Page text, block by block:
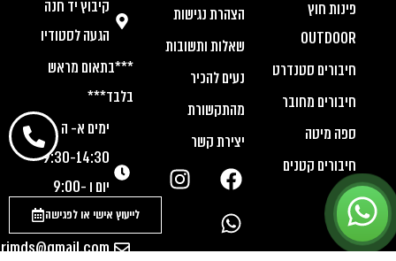
לייעוץ אישי או לפגישה
פינות חוץ
OUTDOOR
חיבורים סטנדרט
חיבורים מחובר
ספה מיטה
חיבורים קטנים
הצהרת נגישות
שאלות ותשובות
נעים להכיר
מהתקשורת
יצירת קשר
קיבוץ יד חנה
הגעה לסטודיו
***בתאום מראש
בלבד***
ימים א- ה
9:30-14:30
יום ו 9:00-
13:30